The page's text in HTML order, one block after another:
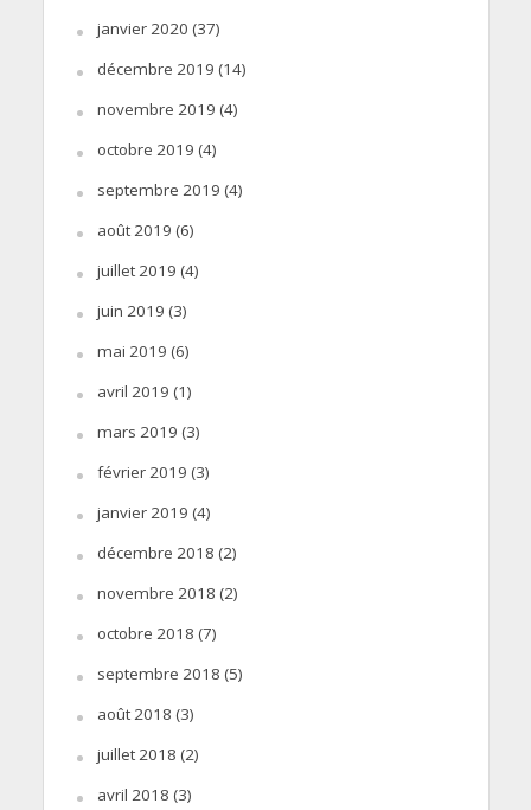
janvier 2020 (37)
décembre 2019 (14)
novembre 2019 (4)
octobre 2019 (4)
septembre 2019 (4)
août 2019 (6)
juillet 2019 (4)
juin 2019 (3)
mai 2019 (6)
avril 2019 (1)
mars 2019 (3)
février 2019 (3)
janvier 2019 (4)
décembre 2018 (2)
novembre 2018 (2)
octobre 2018 (7)
septembre 2018 (5)
août 2018 (3)
juillet 2018 (2)
avril 2018 (3)